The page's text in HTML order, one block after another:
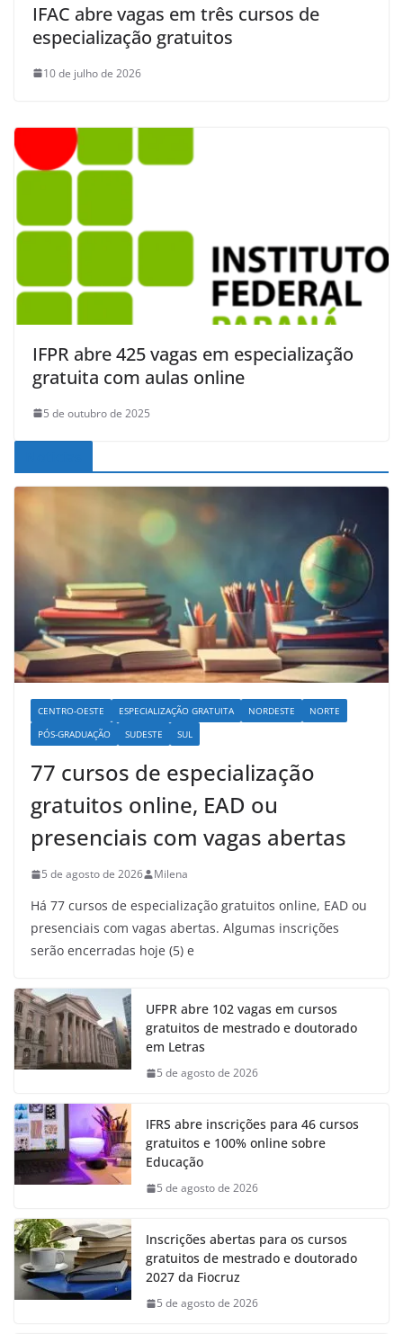
IFAC abre vagas em três cursos de
especialização gratuitos
10 de julho de 2026
IFPR abre 425 vagas em especialização
gratuita com aulas online
5 de outubro de 2025
CENTRO-OESTE ESPECIALIZAÇÃO GRATUITA NORDESTE
NORTE
PÓS-GRADUAÇÃO
SUDESTE SUL
77 cursos de especialização
gratuitos online, EAD ou
presenciais com vagas abertas
5 de agosto de 2026 Milena
Há 77 cursos de especialização gratuitos online, EAD ou
presenciais com vagas abertas. Algumas inscrições
serão encerradas hoje (5) e
UFPR abre 102 vagas em cursos
gratuitos de mestrado e doutorado
em Letras
5 de agosto de 2026
IFRS abre inscrições para 46 cursos
gratuitos e 100% online sobre
Educação
5 de agosto de 2026
Inscrições abertas para os cursos
gratuitos de mestrado e doutorado
2027 da Fiocruz
5 de agosto de 2026